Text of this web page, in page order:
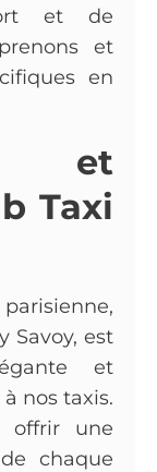
et de
et
en
et
Taxi
Savoy, est
et
nos taxis.
offrir une
chaque